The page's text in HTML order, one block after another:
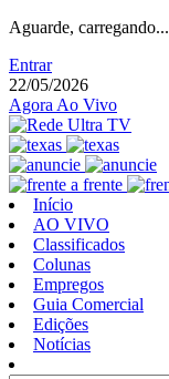
Aguarde, carregando...
Entrar
22/05/2026
Agora Ao Vivo
Início
AO VIVO
Classificados
Colunas
Empregos
Guia Comercial
Edições
Notícias